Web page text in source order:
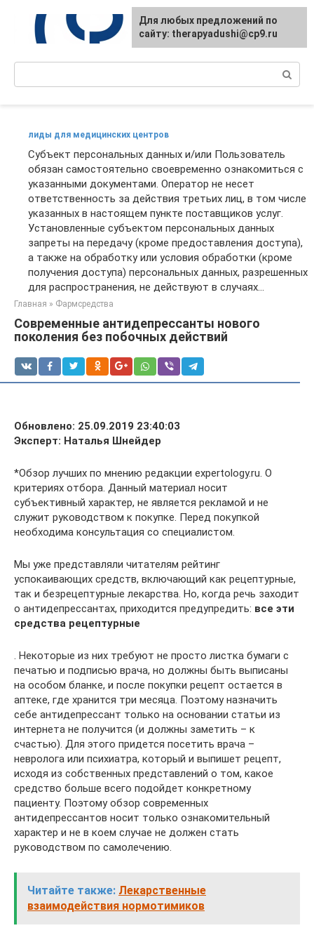
контенту
лиды для медицинских центров
Субъект персональных данных и/или Пользователь
обязан самостоятельно своевременно ознакомиться с
указанными документами. Оператор не несет
ответственность за действия третьих лиц, в том числе
указанных в настоящем пункте поставщиков услуг.
Установленные субъектом персональных данных
запреты на передачу (кроме предоставления доступа),
а также на обработку или условия обработки (кроме
получения доступа) персональных данных, разрешенных
для распространения, не действуют в случаях...
Главная » Фармсредства
Современные антидепрессанты нового
поколения без побочных действий
Обновлено: 25.09.2019 23:40:03
Эксперт: Наталья Шнейдер
*Обзор лучших по мнению редакции expertology.ru. О
критериях отбора. Данный материал носит
субъективный характер, не является рекламой и не
служит руководством к покупке. Перед покупкой
необходима консультация со специалистом.
Мы уже представляли читателям рейтинг
успокаивающих средств, включающий как рецептурные,
так и безрецептурные лекарства. Но, когда речь заходит
о антидепрессантах, приходится предупредить: все эти
средства рецептурные
. Некоторые из них требуют не просто листка бумаги с
печатью и подписью врача, но должны быть выписаны
на особом бланке, и после покупки рецепт остается в
аптеке, где хранится три месяца. Поэтому назначить
себе антидепрессант только на основании статьи из
интернета не получится (и должны заметить – к
счастью). Для этого придется посетить врача –
невролога или психиатра, который и выпишет рецепт,
исходя из собственных представлений о том, какое
средство больше всего подойдет конкретному
пациенту. Поэтому обзор современных
антидепрессантов носит только ознакомительный
характер и не в коем случае не должен стать
руководством по самолечению.
Читайте также: Лекарственные
взаимодействия нормотимиков
Для любых предложений по
сайту: therapyadushi@cp9.ru